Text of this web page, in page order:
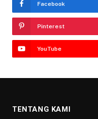
Facebook
Pinterest
YouTube
TENTANG KAMI